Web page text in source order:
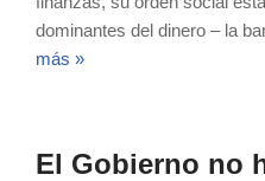
dominantes del dinero – la
más »
El Gobierno no